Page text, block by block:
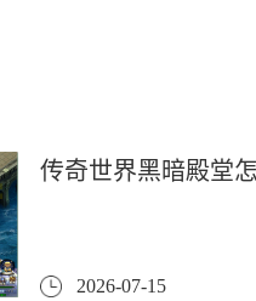
传奇世界黑暗殿堂
2026-07-15